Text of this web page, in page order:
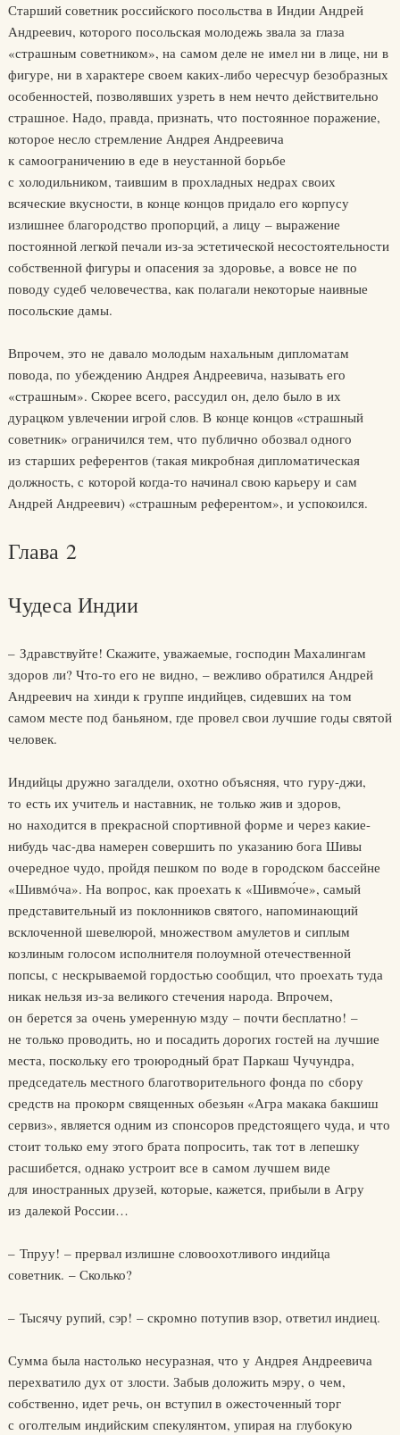
Старший советник российского посольства в Индии Андрей
Андреевич, которого посольская молодежь звала за глаза
«страшным советником», на самом деле не имел ни в лице, ни в
фигуре, ни в характере своем каких-либо чересчур безобразных
особенностей, позволявших узреть в нем нечто действительно
страшное. Надо, правда, признать, что постоянное поражение,
которое несло стремление Андрея Андреевича
к самоограничению в еде в неустанной борьбе
с холодильником, таившим в прохладных недрах своих
всяческие вкусности, в конце концов придало его корпусу
излишнее благородство пропорций, а лицу – выражение
постоянной легкой печали из-за эстетической несостоятельности
собственной фигуры и опасения за здоровье, а вовсе не по
поводу судеб человечества, как полагали некоторые наивные
посольские дамы.
Впрочем, это не давало молодым нахальным дипломатам
повода, по убеждению Андрея Андреевича, называть его
«страшным». Скорее всего, рассудил он, дело было в их
дурацком увлечении игрой слов. В конце концов «страшный
советник» ограничился тем, что публично обозвал одного
из старших референтов (такая микробная дипломатическая
должность, с которой когда-то начинал свою карьеру и сам
Андрей Андреевич) «страшным референтом», и успокоился.
Глава 2
Чудеса Индии
– Здравствуйте! Скажите, уважаемые, господин Махалингам
здоров ли? Что-то его не видно, – вежливо обратился Андрей
Андреевич на хинди к группе индийцев, сидевших на том
самом месте под баньяном, где провел свои лучшие годы святой
человек.
Индийцы дружно загалдели, охотно объясняя, что гуру-джи,
то есть их учитель и наставник, не только жив и здоров,
но находится в прекрасной спортивной форме и через какие-
нибудь час-два намерен совершить по указанию бога Шивы
очередное чудо, пройдя пешком по воде в городском бассейне
«Шивмóча». На вопрос, как проехать к «Шивмо́че», самый
представительный из поклонников святого, напоминающий
всклоченной шевелюрой, множеством амулетов и сиплым
козлиным голосом исполнителя полоумной отечественной
попсы, с нескрываемой гордостью сообщил, что проехать туда
никак нельзя из-за великого стечения народа. Впрочем,
он берется за очень умеренную мзду – почти бесплатно! –
не только проводить, но и посадить дорогих гостей на лучшие
места, поскольку его троюродный брат Паркаш Чучундра,
председатель местного благотворительного фонда по сбору
средств на прокорм священных обезьян «Агра макака бакшиш
сервиз», является одним из спонсоров предстоящего чуда, и что
стоит только ему этого брата попросить, так тот в лепешку
расшибется, однако устроит все в самом лучшем виде
для иностранных друзей, которые, кажется, прибыли в Агру
из далекой России…
– Тпруу! – прервал излишне словоохотливого индийца
советник. – Сколько?
– Тысячу рупий, сэр! – скромно потупив взор, ответил индиец.
Сумма была настолько несуразная, что у Андрея Андреевича
перехватило дух от злости. Забыв доложить мэру, о чем,
собственно, идет речь, он вступил в ожесточенный торг
с оголтелым индийским спекулянтом, упирая на глубокую